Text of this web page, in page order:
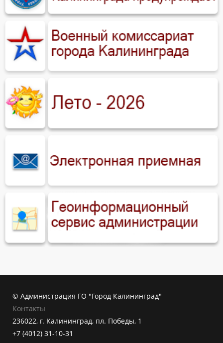
© Администрация ГО "Город Калининград"
Контакты
236022, г. Калининград, пл. Победы, 1
+7 (4012) 31-10-31